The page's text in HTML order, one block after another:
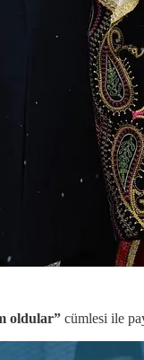
oldular” cümlesi ile